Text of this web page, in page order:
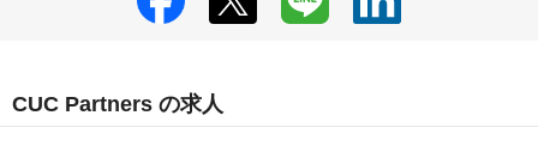
CUC Partners の求人